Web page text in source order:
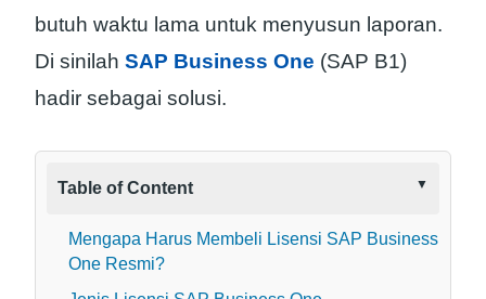
butuh waktu lama untuk menyusun laporan.
Di sinilah SAP Business One (SAP B1)
hadir sebagai solusi.
Table of Content
Mengapa Harus Membeli Lisensi SAP Business
One Resmi?